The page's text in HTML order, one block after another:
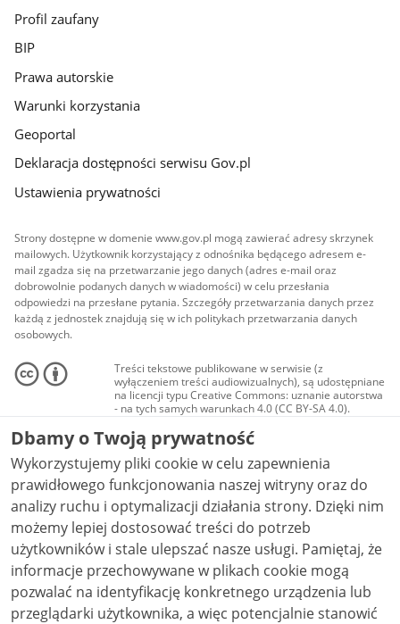
Profil zaufany
BIP
Prawa autorskie
Warunki korzystania
Geoportal
Deklaracja dostępności serwisu Gov.pl
Ustawienia prywatności
Strony dostępne w domenie www.gov.pl mogą zawierać adresy skrzynek
mailowych. Użytkownik korzystający z odnośnika będącego adresem e-
mail zgadza się na przetwarzanie jego danych (adres e-mail oraz
dobrowolnie podanych danych w wiadomości) w celu przesłania
odpowiedzi na przesłane pytania. Szczegóły przetwarzania danych przez
każdą z jednostek znajdują się w ich politykach przetwarzania danych
osobowych.
Treści tekstowe publikowane w serwisie (z
wyłączeniem treści audiowizualnych), są udostępniane
na licencji typu Creative Commons: uznanie autorstwa
- na tych samych warunkach 4.0 (CC BY-SA 4.0).
Materiały audiowizualne, w tym zdjęcia, materiały
audio i wideo, są udostępniane na licencji typu
Creative Commons: uznanie autorstwa użycie
niekomercyjne - bez utworów zależnych 4.0 (CC BY-
NC-ND 4.0), o ile nie jest to stwierdzone inaczej.
Dbamy o Twoją prywatność
Wykorzystujemy pliki cookie w celu zapewnienia
prawidłowego funkcjonowania naszej witryny oraz do
analizy ruchu i optymalizacji działania strony. Dzięki nim
możemy lepiej dostosować treści do potrzeb
użytkowników i stale ulepszać nasze usługi. Pamiętaj, że
informacje przechowywane w plikach cookie mogą
pozwalać na identyfikację konkretnego urządzenia lub
przeglądarki użytkownika, a więc potencjalnie stanowić